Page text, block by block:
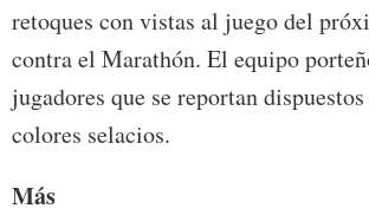
retoques con vistas al juego del
contra el Marathón. El equipo
jugadores que se reportan
colores selacios.
Más